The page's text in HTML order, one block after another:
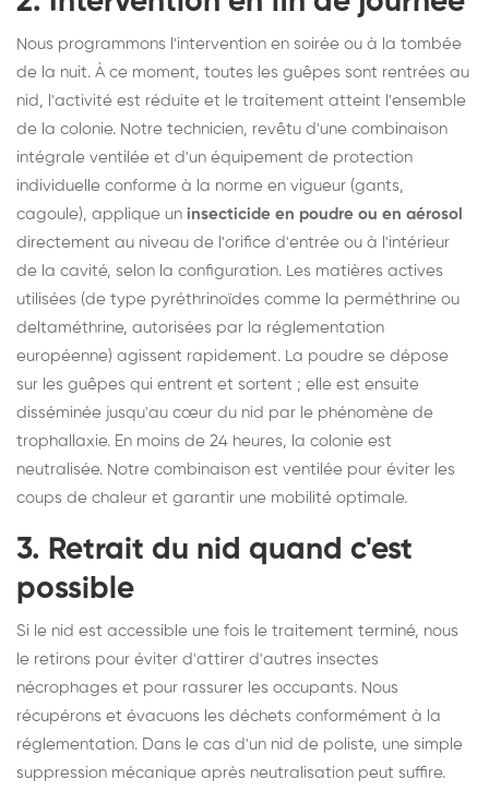
Nous programmons l'intervention en soirée ou à la tombée
de la nuit. À ce moment, toutes les guêpes sont rentrées au
nid, l'activité est réduite et le traitement atteint l'ensemble
de la colonie. Notre technicien, revêtu d'une combinaison
intégrale ventilée et d'un équipement de protection
individuelle conforme à la norme en vigueur (gants,
cagoule), applique un insecticide en poudre ou en aérosol
directement au niveau de l'orifice d'entrée ou à l'intérieur
de la cavité, selon la configuration. Les matières actives
utilisées (de type pyréthrinoïdes comme la perméthrine ou
deltaméthrine, autorisées par la réglementation
européenne) agissent rapidement. La poudre se dépose
sur les guêpes qui entrent et sortent ; elle est ensuite
disséminée jusqu'au cœur du nid par le phénomène de
trophallaxie. En moins de 24 heures, la colonie est
neutralisée. Notre combinaison est ventilée pour éviter les
coups de chaleur et garantir une mobilité optimale.
3. Retrait du nid quand c'est
possible
Si le nid est accessible une fois le traitement terminé, nous
le retirons pour éviter d'attirer d'autres insectes
nécrophages et pour rassurer les occupants. Nous
récupérons et évacuons les déchets conformément à la
réglementation. Dans le cas d'un nid de poliste, une simple
suppression mécanique après neutralisation peut suffire.